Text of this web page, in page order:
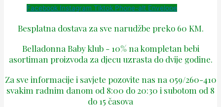
Facebook Instagram Tiktok Phone-alt Envelope
Besplatna dostava za sve narudžbe preko 60 KM.
Belladonna Baby klub - 10% na kompletan bebi
asortiman proizvoda za djecu uzrasta do dvije godine.
Za sve informacije i savjete pozovite nas na 059/260-410
svakim radnim danom od 8:00 do 20:30 i subotom od 8
do 15 časova